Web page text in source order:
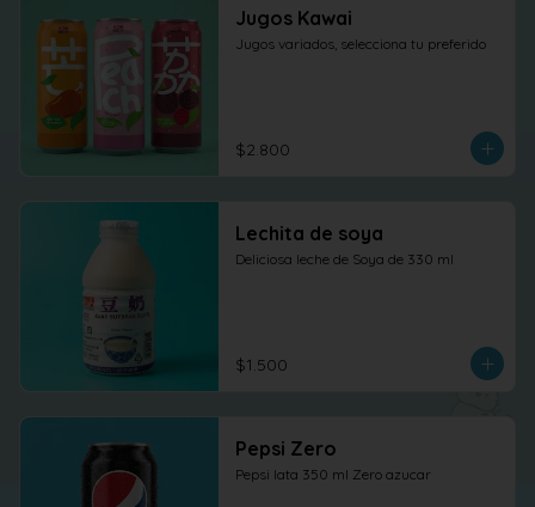
Jugos Kawai
Jugos variados, selecciona tu preferido
$2.800
Lechita de soya
Deliciosa leche de Soya de 330 ml
$1.500
Pepsi Zero
Pepsi lata 350 ml Zero azucar